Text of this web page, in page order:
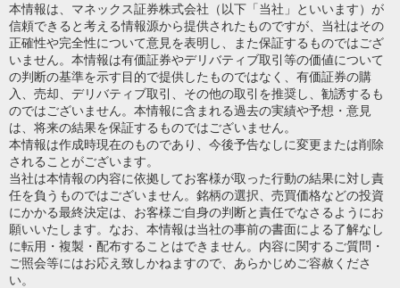
本情報は、マネックス証券株式会社（以下「当社」といいます）が
信頼できると考える情報源から提供されたものですが、当社はその
正確性や完全性について意見を表明し、また保証するものではござ
いません。本情報は有価証券やデリバティブ取引等の価値について
の判断の基準を示す目的で提供したものではなく、有価証券の購
入、売却、デリバティブ取引、その他の取引を推奨し、勧誘するも
のではございません。本情報に含まれる過去の実績や予想・意見
は、将来の結果を保証するものではございません。
本情報は作成時現在のものであり、今後予告なしに変更または削除
されることがございます。
当社は本情報の内容に依拠してお客様が取った行動の結果に対し責
任を負うものではございません。銘柄の選択、売買価格などの投資
にかかる最終決定は、お客様ご自身の判断と責任でなさるようにお
願いいたします。なお、本情報は当社の事前の書面による了解なし
に転用・複製・配布することはできません。内容に関するご質問・
ご照会等にはお応え致しかねますので、あらかじめご容赦くださ
い。